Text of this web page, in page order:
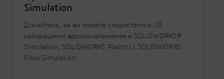
Simulation
Дізнайтеся, як ви можете скористатися 10
найкращими вдосконаленнями в SOLIDWORKS®
Simulation, SOLIDWORKS Plastics і SOLIDWORKS
Flow Simulation.